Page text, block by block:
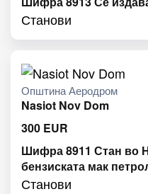
Станови
Општина Аеродром
Nasiot Nov Dom
300 EUR
Шифра 8911 Стан во
бензиската мак
Станови